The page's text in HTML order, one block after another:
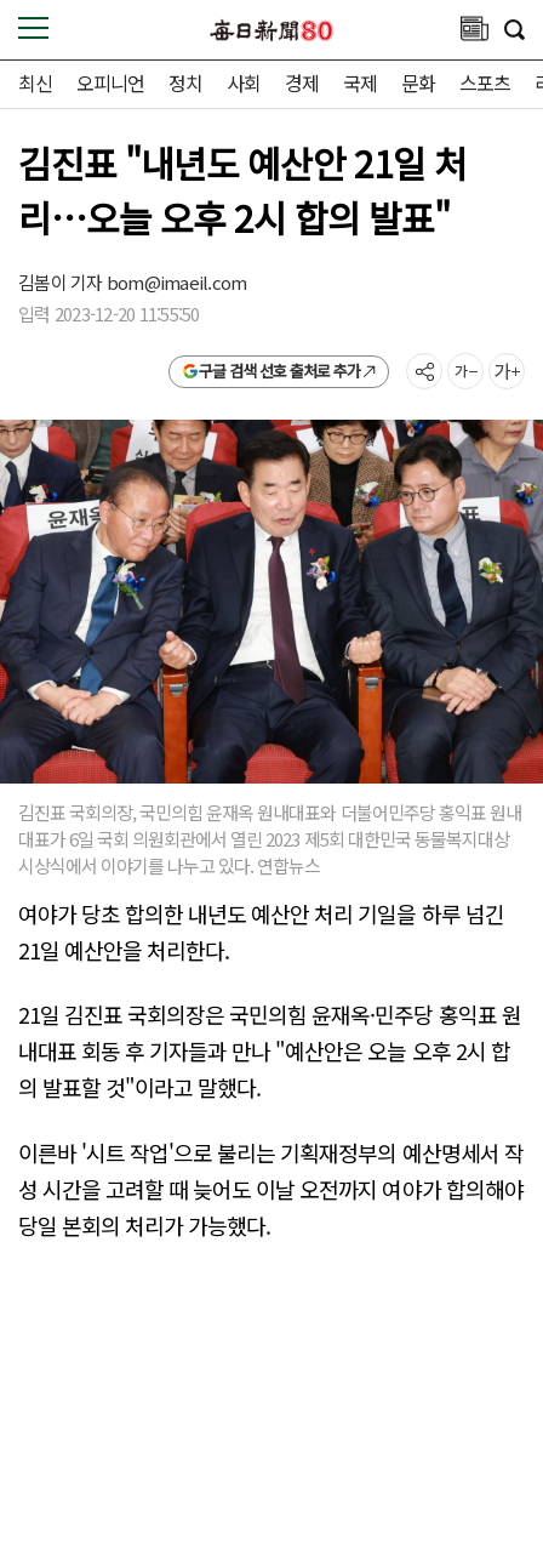
최신 오피니언 정치 사회 경제 국제 문화 스포츠
김진표 "내년도 예산안 21일 처
리…오늘 오후 2시 합의 발표"
김봄이 기자bom@imaeil.com
입력 2023-12-20 11:55:50
구글 검색 선호 출처로 추가
김진표 국회의장, 국민의힘 윤재옥 원내대표와 더불어민주당 홍익표 원내
대표가 6일 국회 의원회관에서 열린 2023 제5회 대한민국 동물복지대상
시상식에서 이야기를 나누고 있다. 연합뉴스
여야가 당초 합의한 내년도 예산안 처리 기일을 하루 넘긴
21일 예산안을 처리한다.
21일 김진표 국회의장은 국민의힘 윤재옥·민주당 홍익표 원
내대표 회동 후 기자들과 만나 "예산안은 오늘 오후 2시 합
의 발표할 것"이라고 말했다.
이른바 '시트 작업'으로 불리는 기획재정부의 예산명세서 작
성 시간을 고려할 때 늦어도 이날 오전까지 여야가 합의해야
당일 본회의 처리가 가능했다.